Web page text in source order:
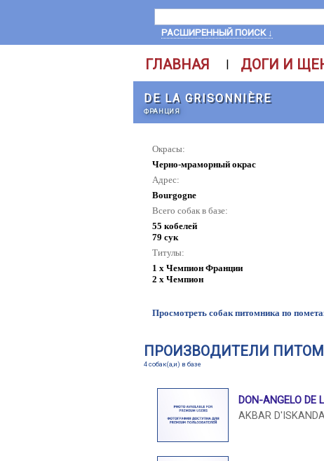
РАСШИРЕННЫЙ ПОИСК ↓
ГЛАВНАЯ | ДОГИ И
DE LA GRISONNIÈRE
ФРАНЦИЯ
Окрасы:
Черно-мраморный окрас
Адрес:
Bourgogne
Всего собак в базе:
55 кобелей
79 сук
Титулы:
1 x Чемпион Франции
2 x Чемпион
Просмотреть собак питомника по
ПРОИЗВОДИТЕЛИ
4 собак(а,и) в базе
DON-ANGELO DE
AKBAR